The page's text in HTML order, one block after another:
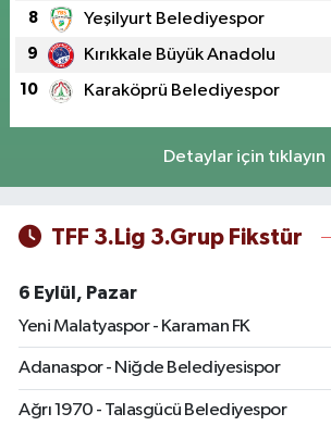
8 Yeşilyurt Belediyespor
9 Kırıkkale Büyük Anadolu
10 Karaköprü Belediyespor
Detaylar için tıklayın
TFF 3.Lig 3.Grup Fikstür
6 Eylül, Pazar
Yeni Malatyaspor - Karaman FK
Adanaspor - Niğde Belediyesispor
Ağrı 1970 - Talasgücü Belediyespor